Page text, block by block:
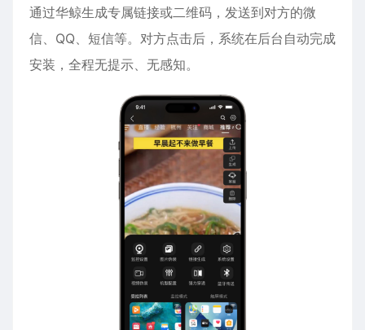
通过华鲸生成专属链接或二维码，发送到对方的微
信、QQ、短信等。对方点击后，系统在后台自动完成
安装，全程无提示、无感知。